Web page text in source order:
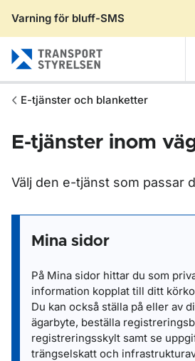
Varning för bluff-SMS
E-tjänster och blanketter
E-tjänster inom
Välj den e-tjänst som passar
Mina sidor
På Mina sidor hittar du som
information kopplat till ditt
Du kan också ställa på eller av
ägarbyte, beställa
registreringsskylt samt se
trängselskatt och